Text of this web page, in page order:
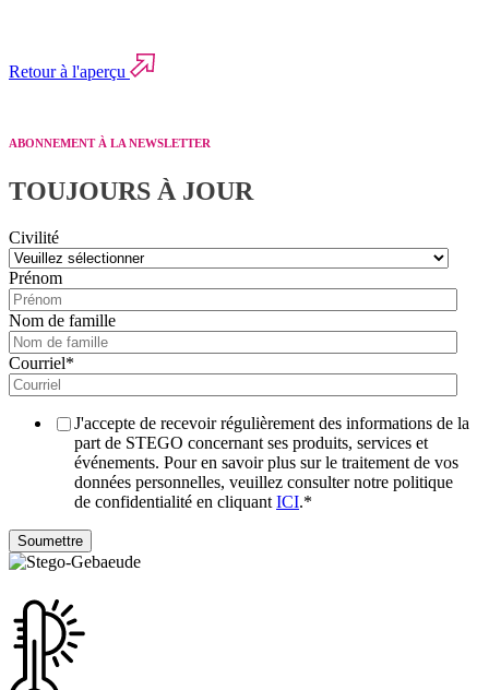
Retour à l'aperçu
ABONNEMENT À LA NEWSLETTER
TOUJOURS À JOUR
Civilité
Prénom
Nom de famille
Courriel*
J'accepte de recevoir régulièrement des informations de la
part de STEGO concernant ses produits, services et
événements. Pour en savoir plus sur le traitement de vos
données personnelles, veuillez consulter notre politique
de confidentialité en cliquant ICI.*